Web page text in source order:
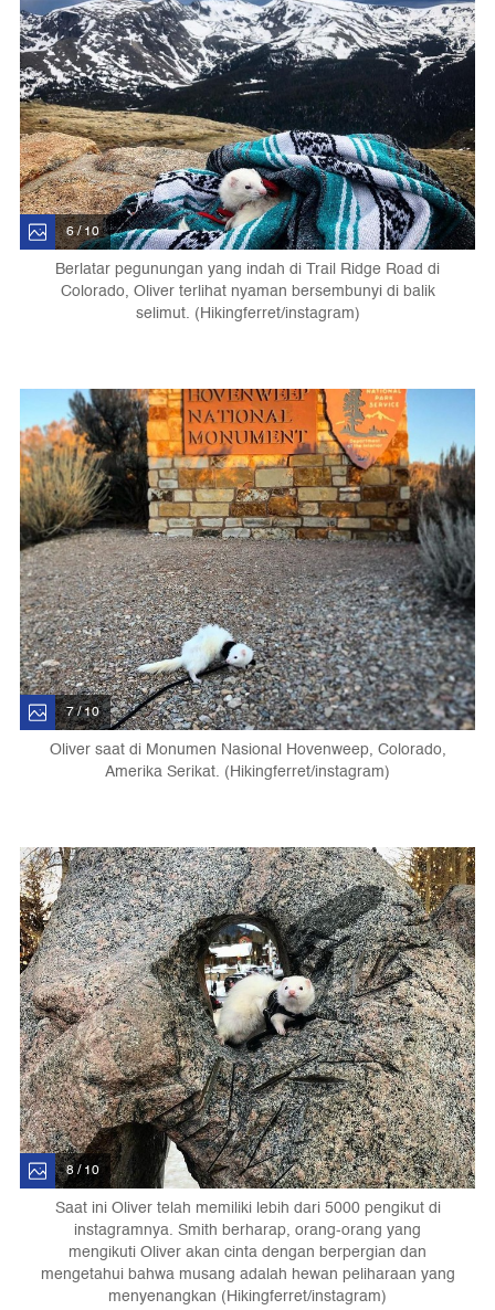
6 / 10
Berlatar pegunungan yang indah di Trail Ridge Road di
Colorado, Oliver terlihat nyaman bersembunyi di balik
selimut. (Hikingferret/instagram)
7 / 10
Oliver saat di Monumen Nasional Hovenweep, Colorado,
Amerika Serikat. (Hikingferret/instagram)
8 / 10
Saat ini Oliver telah memiliki lebih dari 5000 pengikut di
instagramnya. Smith berharap, orang-orang yang
mengikuti Oliver akan cinta dengan berpergian dan
mengetahui bahwa musang adalah hewan peliharaan yang
menyenangkan (Hikingferret/instagram)